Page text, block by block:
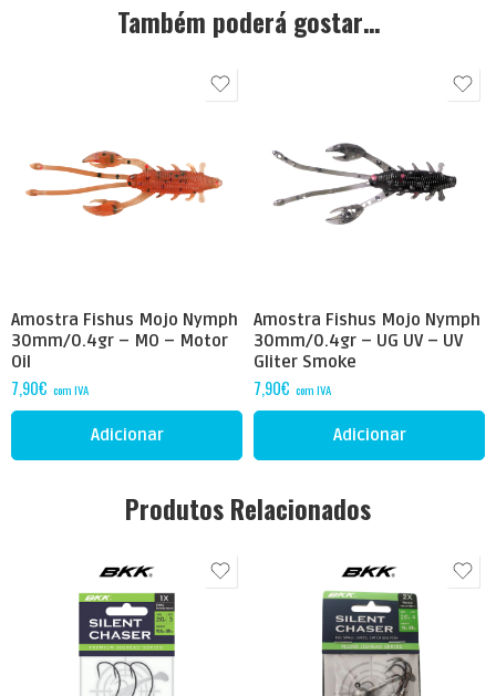
Também poderá gostar…
Amostra Fishus Mojo Nymph
30mm/0.4gr – MO – Motor
Oil
7,90€ com IVA
Adicionar
Amostra Fishus Mojo Nymph
30mm/0.4gr – UG UV – UV
Gliter Smoke
7,90€ com IVA
Adicionar
Produtos Relacionados
10,5gr (3/8oz) - Anzol
10,5gr (3/8oz) - Anzol